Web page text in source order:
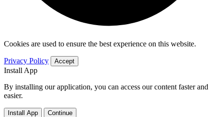
Cookies are used to ensure the best experience on this website.
Privacy Policy Accept
Install App
By installing our application, you can access our content faster and
easier.
Install App Continue